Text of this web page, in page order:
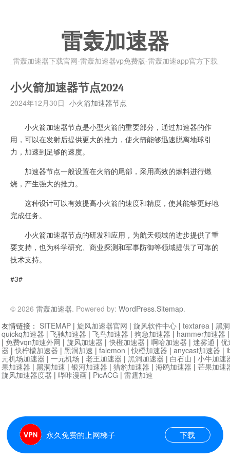
雷轰加速器
雷轰加速器下载官网-雷轰加速器vp免费版-雷轰加速app官方下载
小火箭加速器节点2024
2024年12月30日 小火箭加速器节点
小火箭加速器节点是小型火箭的重要部分，通过加速器的作
用，可以在发射后提供更大的推力，使火箭能够迅速脱离地球引
力，加速到足够的速度。
加速器节点一般设置在火箭的尾部，采用高效的燃料进行燃
烧，产生强大的推力。
这种设计可以有效提高小火箭的速度和精度，使其能够更好地
完成任务。
小火箭加速器节点的研发和应用，为航天领域的进步提供了重
要支持，也为科学研究、商业探测和军事防御等领域提供了可靠的
技术支持。
#3#
© 2026 雷轰加速器. Powered by: WordPress.Sitemap.
永久免费的上网梯子 下载
友情链接： SITEMAP | 旋风加速器官网 | 旋风软件中心 | textarea | 黑
quickq加速器 | 飞驰加速器 | 飞鸟加速器 | 狗急加速器 | hammer加速器
| 免费vqn加速外网 | 旋风加速器 |快橙加速器 | 啊哈加速器 | 迷雾通 | 优
器 |快柠檬加速器 | 黑洞加速 | falemon |快橙加速器 | anycast加速器 |
元机场加速器 | 一元机场 | 老王加速器 | 黑洞加速器 | 白石山 | 小牛加速
果加速器 | 黑洞加速 | 银河加速器 | 猎豹加速器 | 海鸥加速器 | 芒果加速
旋风加速器度器 | 哔咔漫画 | PicACG | 雷霆加速